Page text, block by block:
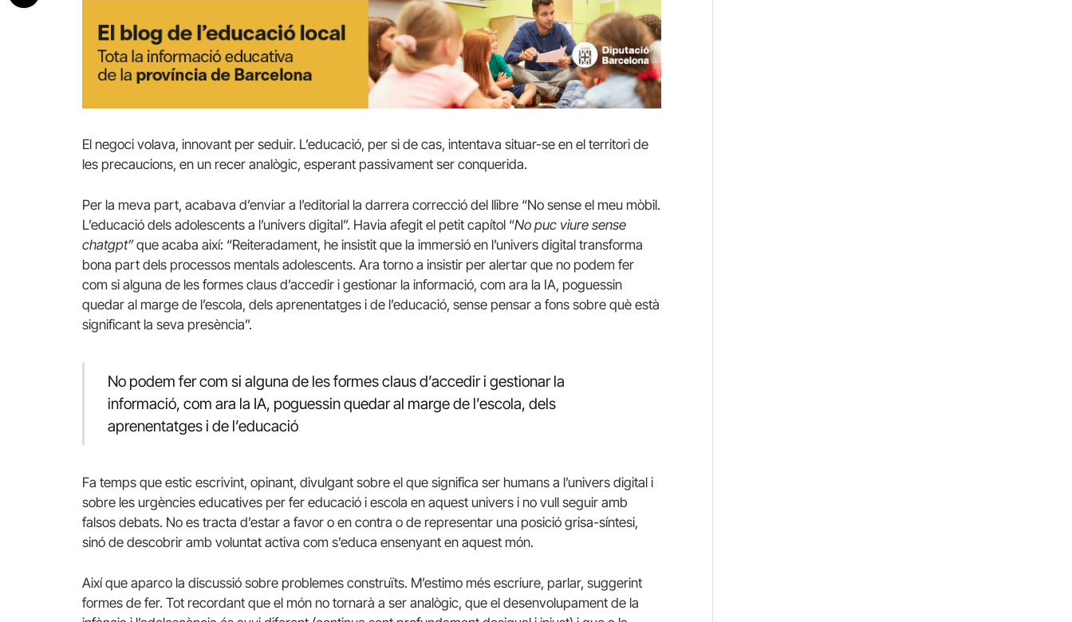
El negoci volava, innovant per seduir. L’educació, per si de cas, intentava situar-se en el territori de
les precaucions, en un recer analògic, esperant passivament ser conquerida.
Per la meva part, acabava d’enviar a l’editorial la darrera correcció del llibre “No sense el meu mòbil.
L’educació dels adolescents a l’univers digital”. Havia afegit el petit capítol “No puc viure sense
chatgpt”que acaba així: “Reiteradament, he insistit que la immersió en l’univers digital transforma
bona part dels processos mentals adolescents. Ara torno a insistir per alertar que no podem fer
com si alguna de les formes claus d’accedir i gestionar la informació, com ara la IA, poguessin
quedar al marge de l’escola, dels aprenentatges i de l’educació, sense pensar a fons sobre què està
significant la seva presència”.
No podem fer com si alguna de les formes claus d’accedir i gestionar la
informació, com ara la IA, poguessin quedar al marge de l’escola, dels
aprenentatges i de l’educació
Fa temps que estic escrivint, opinant, divulgant sobre el que significa ser humans a l’univers digital i
sobre les urgències educatives per fer educació i escola en aquest univers i no vull seguir amb
falsos debats. No es tracta d’estar a favor o en contra o de representar una posició grisa-síntesi,
sinó de descobrir amb voluntat activa com s’educa ensenyant en aquest món.
Així que aparco la discussió sobre problemes construïts. M’estimo més escriure, parlar, suggerint
formes de fer. Tot recordant que el món no tornarà a ser analògic, que el desenvolupament de la